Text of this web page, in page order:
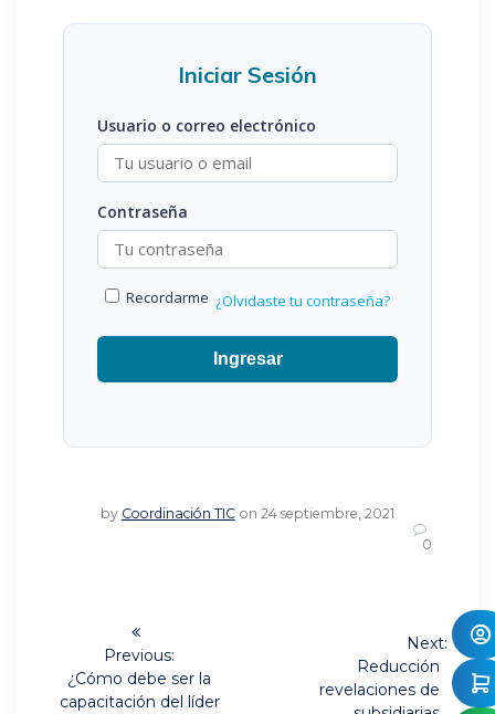
Iniciar Sesión
Usuario o correo electrónico
Contraseña
Recordarme ¿Olvidaste tu contraseña?
Ingresar
by Coordinación TIC on 24 septiembre, 2021
0
Navegación
Previous:
Previous
post:
¿Cómo debe ser la
capacitación del líder
Next:
Reducción
revelaciones de